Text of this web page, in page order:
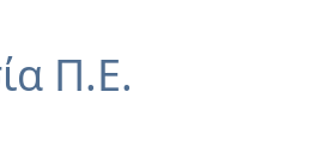
Π.Ε.